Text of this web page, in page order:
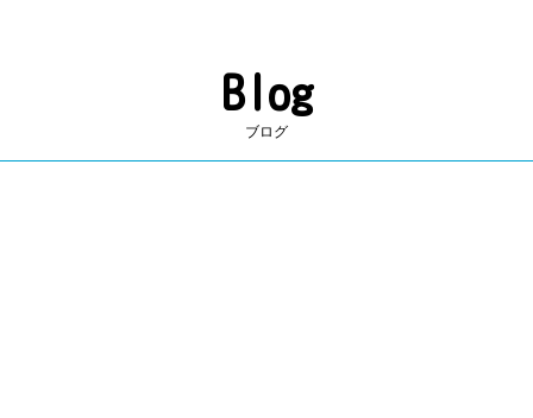
Blog
ブログ